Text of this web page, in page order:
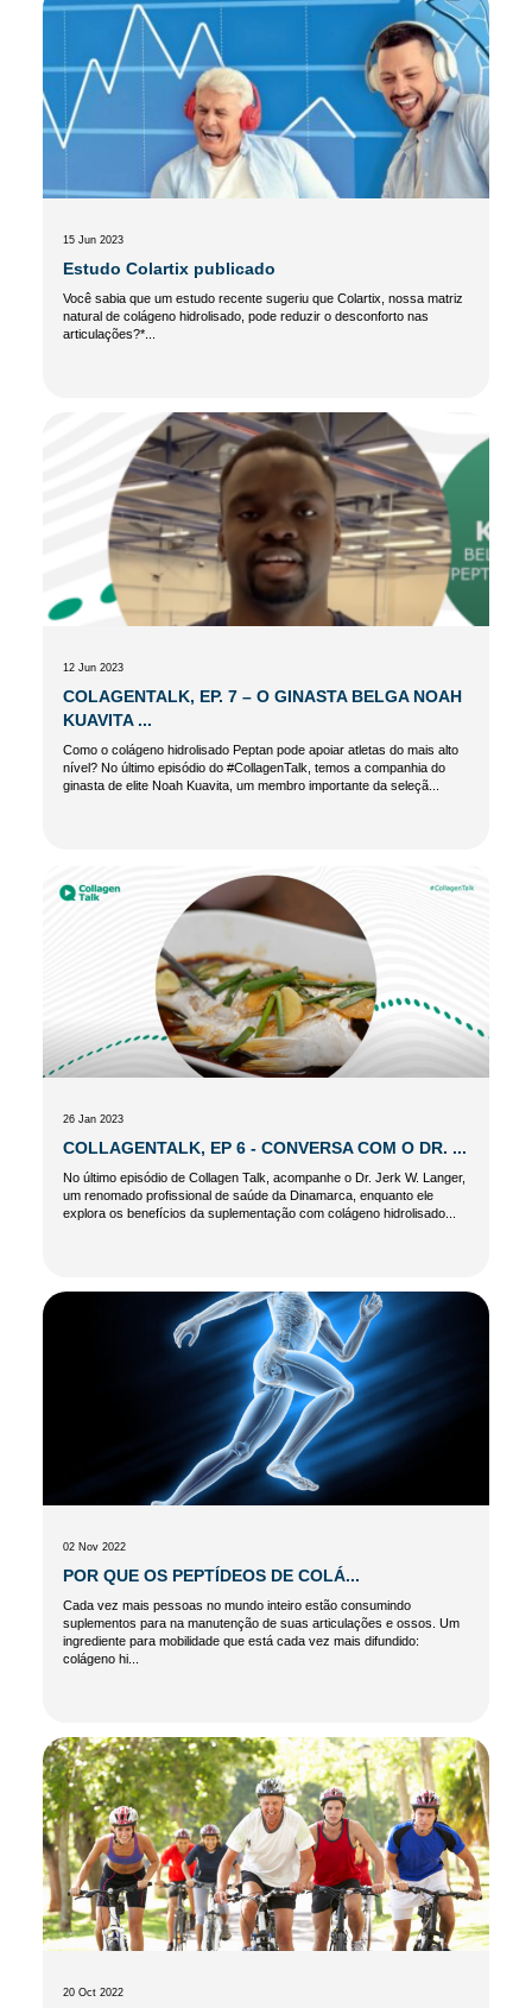
15 Jun 2023
Estudo Colartix publicado
Você sabia que um estudo recente sugeriu que Colartix, nossa matriz
natural de colágeno hidrolisado, pode reduzir o desconforto nas
articulações?*...
12 Jun 2023
COLAGENTALK, EP. 7 – O GINASTA BELGA NOAH
KUAVITA ...
Como o colágeno hidrolisado Peptan pode apoiar atletas do mais alto
nível? No último episódio do #CollagenTalk, temos a companhia do
ginasta de elite Noah Kuavita, um membro importante da seleçã...
26 Jan 2023
COLLAGENTALK, EP 6 - CONVERSA COM O DR. ...
No último episódio de Collagen Talk, acompanhe o Dr. Jerk W. Langer,
um renomado profissional de saúde da Dinamarca, enquanto ele
explora os benefícios da suplementação com colágeno hidrolisado...
02 Nov 2022
POR QUE OS PEPTÍDEOS DE COLÁ...
Cada vez mais pessoas no mundo inteiro estão consumindo
suplementos para na manutenção de suas articulações e ossos. Um
ingrediente para mobilidade que está cada vez mais difundido:
colágeno hi...
20 Oct 2022